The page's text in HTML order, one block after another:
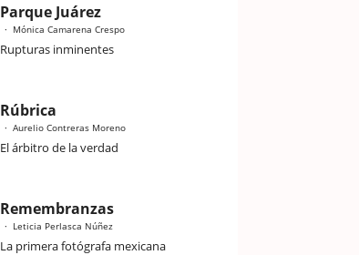
Parque Juárez
Mónica Camarena Crespo
Rupturas inminentes
Rúbrica
Aurelio Contreras Moreno
El árbitro de la verdad
Remembranzas
Leticia Perlasca Núñez
La primera fotógrafa mexicana